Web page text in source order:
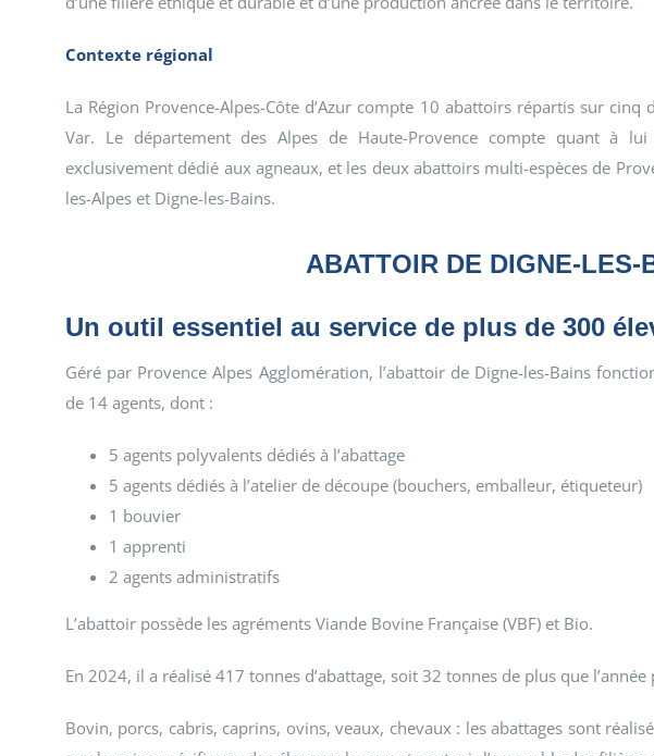
Contexte régional
La Région Provence-Alpes-Côte d’Azur compte 10 abattoirs répartis sur cinq
Var. Le département des Alpes de Haute-Provence compte quant à
exclusivement dédié aux agneaux, et les deux abattoirs multi-espèces de
les-Alpes et Digne-les-Bains.
ABATTOIR DE DIGNE-LES-
Un outil essentiel au service de plus de 300
Géré par Provence Alpes Agglomération, l’abattoir de Digne-les-Bains
de 14 agents, dont :
5 agents polyvalents dédiés à l’abattage
5 agents dédiés à l’atelier de découpe (bouchers, emballeur, étiqueteur)
1 bouvier
1 apprenti
2 agents administratifs
L’abattoir possède les agréments Viande Bovine Française (VBF) et Bio.
En 2024, il a réalisé 417 tonnes d’abattage, soit 32 tonnes de plus que l’année
Bovin, porcs, cabris, caprins, ovins, veaux, chevaux : les abattages sont